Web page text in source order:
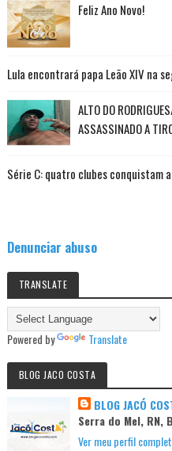
Feliz Ano Novo!
Lula encontrará papa Leão XIV na
ALTO DO
ASSASSINADO A
Série C: quatro clubes conquistam
Denunciar abuso
TRANSLATE
Powered by Translate
BLOG JACO COSTA
BLOG JACÓ
Serra do Mel, RN,
Ver meu perfil